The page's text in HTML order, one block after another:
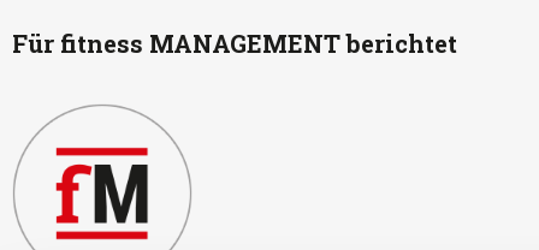
Für fitness MANAGEMENT berichtet